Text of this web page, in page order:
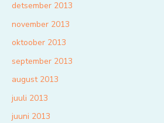
detsember 2013
november 2013
oktoober 2013
september 2013
august 2013
juuli 2013
juuni 2013